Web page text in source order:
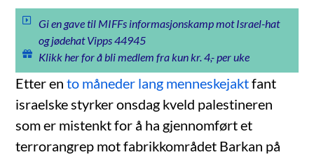
Gi en gave til MIFFs informasjonskamp mot Israel-hat
og jødehat Vipps 44945
Klikk her for å bli medlem fra kun kr. 4,- per uke
Etter ento måneder lang menneskejaktfant
israelske styrker onsdag kveld palestineren
som er mistenkt for å ha gjennomført et
terrorangrep mot fabrikkområdet Barkan på